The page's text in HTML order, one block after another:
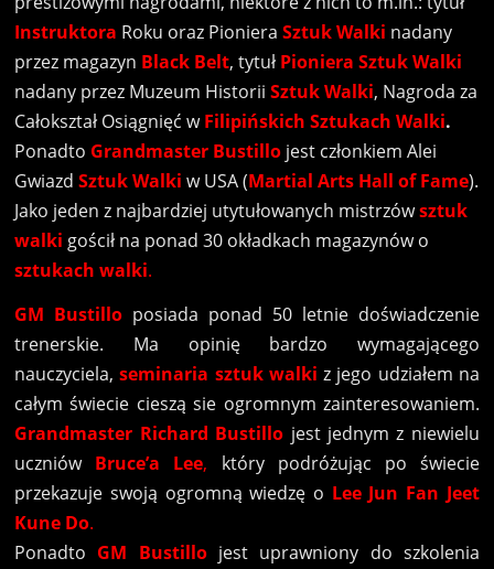
Instruktora Roku oraz PionieraSztuk Walki nadany
przez magazyn Black Belt, tytuł Pioniera Sztuk Walki
nadany przez Muzeum HistoriiSztuk Walki, Nagroda za
Całokształ Osiągnięć wFilipińskich Sztukach Walki.
Ponadto Grandmaster Bustillo jest członkiem Alei
GwiazdSztuk Walki w USA (Martial Arts Hall of Fame).
Jako jeden z najbardziej utytułowanych mistrzówsztuk
walki gościł na ponad 30 okładkach magazynów o
sztukach walki.
GM Bustillo posiada ponad 50 letnie doświadczenie
trenerskie. Ma opinię bardzo wymagającego
nauczyciela,seminaria sztuk walki z jego udziałem na
całym świecie cieszą sie ogromnym zainteresowaniem.
Grandmaster Richard Bustillo jest jednym z niewielu
uczniów Bruce’a Lee, który podróżując po świecie
przekazuje swoją ogromną wiedzę o Lee Jun Fan Jeet
Kune Do.
Ponadto GM Bustillo jest uprawniony do szkolenia